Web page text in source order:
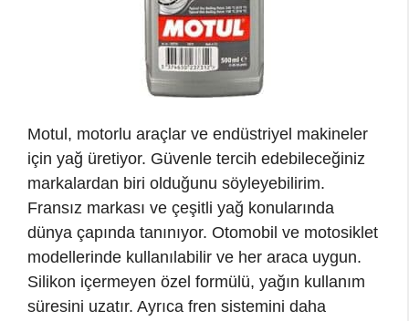
Motul, motorlu araçlar ve endüstriyel makineler
için yağ üretiyor. Güvenle tercih edebileceğiniz
markalardan biri olduğunu söyleyebilirim.
Fransız markası ve çeşitli yağ konularında
dünya çapında tanınıyor. Otomobil ve motosiklet
modellerinde kullanılabilir ve her araca uygun.
Silikon içermeyen özel formülü, yağın kullanım
süresini uzatır. Ayrıca fren sistemini daha